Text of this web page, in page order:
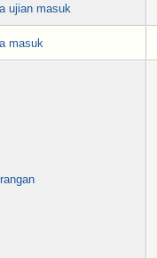
ujian masuk
masuk